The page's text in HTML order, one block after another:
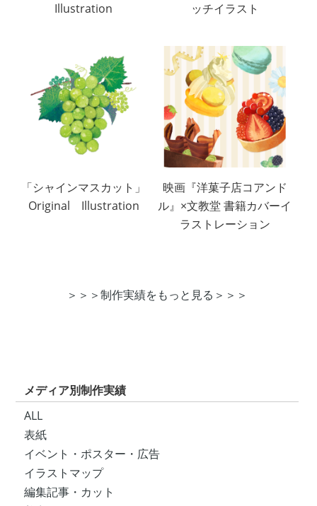
Illustration
ッチイラスト
「シャインマスカット」
Original Illustration
映画『洋菓子店コアンド
ル』×文教堂 書籍カバーイ
ラストレーション
＞＞＞制作実績をもっと見る＞＞＞
メディア別制作実績
ALL
表紙
イベント・ポスター・広告
イラストマップ
編集記事・カット